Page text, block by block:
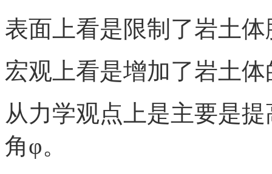
表面上看是限制了岩土
宏观上看是增加了岩土
从力学观点上是主要是
角φ。